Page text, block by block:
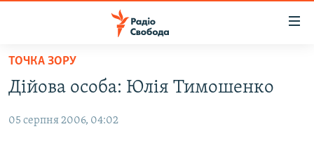
Перейти
основного
Перейти
РАДІО СВОБОДА – 70 РОКІВ
ВСЕ ЗА ДОБУ
СТАТТІ
ТОЧКА ЗОРУ
Дійова особа: Юлія Тимошенко
05 серпня 2006, 04:02